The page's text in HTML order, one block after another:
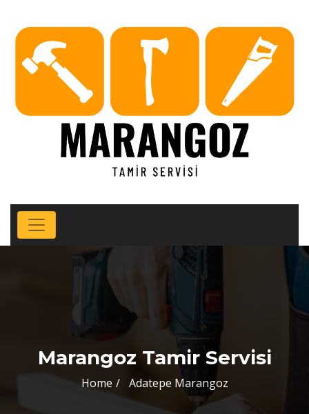
Marangoz Tamir Servisi
Home Adatepe Marangoz